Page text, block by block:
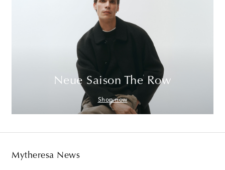
Neue Saison The Row
Shop now
Mytheresa News